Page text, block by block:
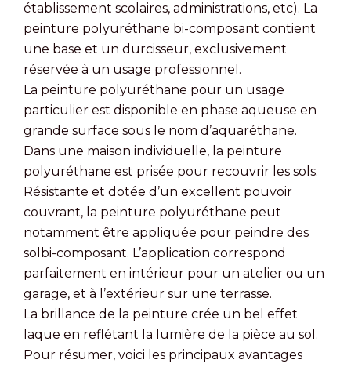
établissement scolaires, administrations, etc). La
peinture polyuréthane bi-composant contient
une base et un durcisseur, exclusivement
réservée à un usage professionnel.
La peinture polyuréthane pour un usage
particulier est disponible en phase aqueuse en
grande surface sous le nom d’aquaréthane.
Dans une maison individuelle, la peinture
polyuréthane est prisée pour recouvrir les sols.
Résistante et dotée d’un excellent pouvoir
couvrant, la peinture polyuréthane peut
notamment être appliquée pour peindre des
solbi-composant. L’application correspond
parfaitement en intérieur pour un atelier ou un
garage, et à l’extérieur sur une terrasse.
La brillance de la peinture crée un bel effet
laque en reflétant la lumière de la pièce au sol.
Pour résumer, voici les principaux avantages